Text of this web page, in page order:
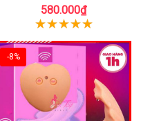
580.000₫
-8%